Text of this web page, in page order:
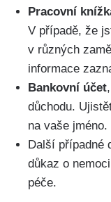
Pracovní
V případě, že
v různých
informace
Bankovní účet
důchodu.
na vaše jméno.
Další případné
důkaz o
péče.